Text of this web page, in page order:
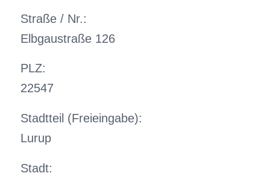
Straße / Nr.:
Elbgaustraße 126
PLZ:
22547
Stadtteil (Freieingabe):
Lurup
Stadt: